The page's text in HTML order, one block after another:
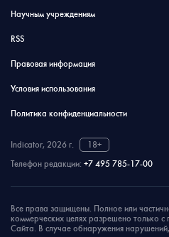
Научным учреждениям
RSS
Правовая информация
Условия использования
Политика конфиденциальности
Indicator, 2026 г.
18+
Телефон редакции: +7 495 785-17-00
Все права защищены. Полное или
коммерческих целях разрешено только с
Сайта. В случае обнаружения